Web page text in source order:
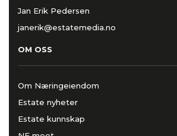
Jan Erik Pedersen
janerik@estatemedia.no
OM OSS
Om Næringeiendom
Estate nyheter
Estate kunnskap